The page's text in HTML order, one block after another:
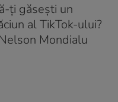
ţi găseşti un
al TikTok-ului?
Mondialu